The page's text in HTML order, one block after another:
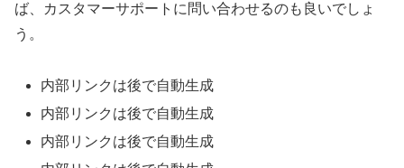
ば、カスタマーサポートに問い合わせるのも良いでしょ
う。
内部リンクは後で自動生成
内部リンクは後で自動生成
内部リンクは後で自動生成